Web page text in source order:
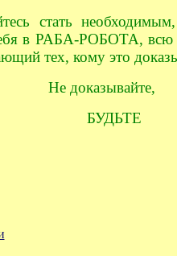
стать
в РАБА-РОБОТА,
тех, кому это
Не доказывайте,
БУДЬТЕ